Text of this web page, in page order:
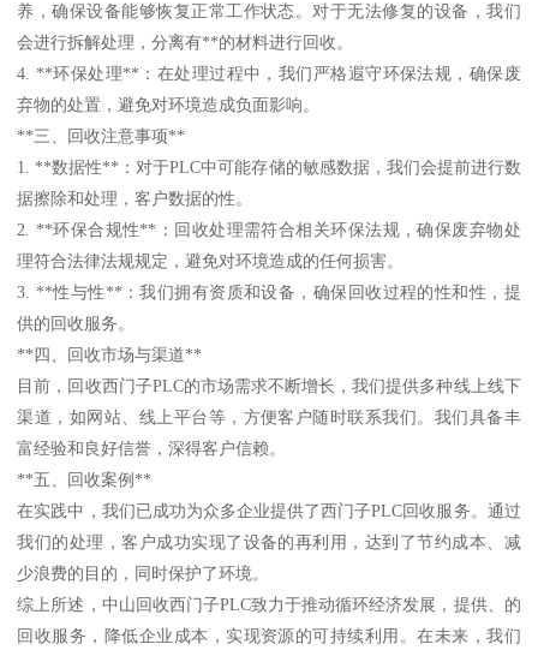
养，确保设备能够恢复正常工作状态。对于无法修复的设备，我们
会进行拆解处理，分离有**的材料进行回收。
4. **环保处理**：在处理过程中，我们严格遐守环保法规，确保废
弃物的处置，避免对环境造成负面影响。
**三、回收注意事项**
1. **数据性**：对于PLC中可能存储的敏感数据，我们会提前进行数
据擦除和处理，客户数据的性。
2. **环保合规性**：回收处理需符合相关环保法规，确保废弃物处
理符合法律法规规定，避免对环境造成的任何损害。
3. **性与性**：我们拥有资质和设备，确保回收过程的性和性，提
供的回收服务。
**四、回收市场与渠道**
目前，回收西门子PLC的市场需求不断增长，我们提供多种线上线下
渠道，如网站、线上平台等，方便客户随时联系我们。我们具备丰
富经验和良好信誉，深得客户信赖。
**五、回收案例**
在实践中，我们已成功为众多企业提供了西门子PLC回收服务。通过
我们的处理，客户成功实现了设备的再利用，达到了节约成本、减
少浪费的目的，同时保护了环境。
综上所述，中山回收西门子PLC致力于推动循环经济发展，提供、的
回收服务，降低企业成本，实现资源的可持续利用。在未来，我们